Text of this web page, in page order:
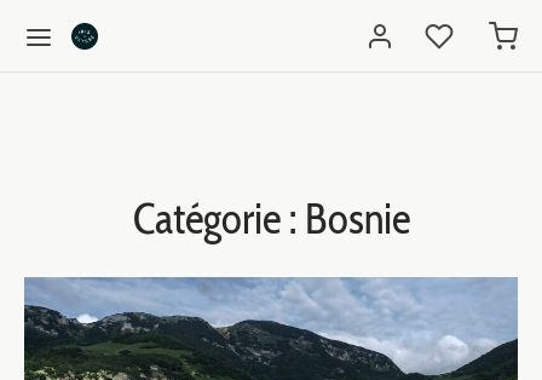
Catégorie : Bosnie